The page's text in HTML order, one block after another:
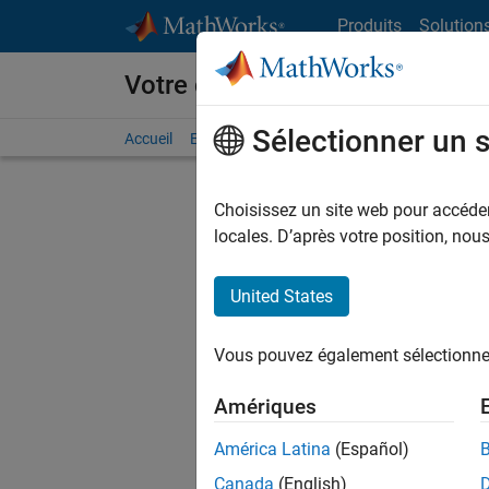
Produits
Votre carrière chez MathWorks
Accueil Explorer nos opportunités Adresses de
FILTRER
d'offre
Les
Sélectionner un
Choisissez un site web pour
locales. D’après votre position,
United States
Vous pouvez également
Amériques
América Latina (Español)
Canada (English)